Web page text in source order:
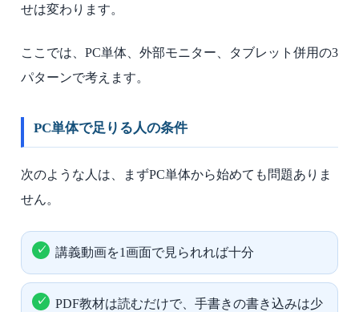
せは変わります。
ここでは、PC単体、外部モニター、タブレット併用の3
パターンで考えます。
PC単体で足りる人の条件
次のような人は、まずPC単体から始めても問題ありま
せん。
講義動画を1画面で見られれば十分
PDF教材は読むだけで、手書きの書き込みは少